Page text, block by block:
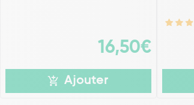
16,50€
Ajouter